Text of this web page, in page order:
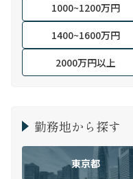
1000~1200万円
1400~1600万円
2000万円以上
勤務地から探す
東京都